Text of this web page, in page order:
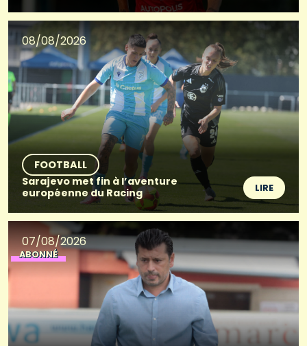
08/08/2026
FOOTBALL
Sarajevo met fin à l’aventure
européenne du Racing
LIRE
07/08/2026
ABONNÉ